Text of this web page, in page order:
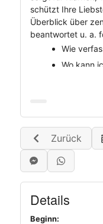
schützt Ihre
Überblick über
beantwortet u. a.
Wie
Wo kann
Wie
Ab wann
Zurück
Details
Beginn: